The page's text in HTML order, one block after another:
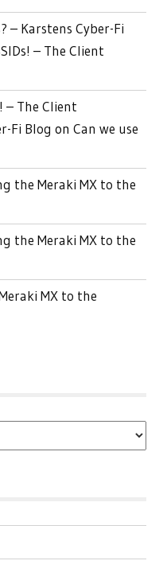
– Karstens Cyber-Fi
– The Client
– The Client
Fi Blog on Can we use
the Meraki MX to the
the Meraki MX to the
MX to the